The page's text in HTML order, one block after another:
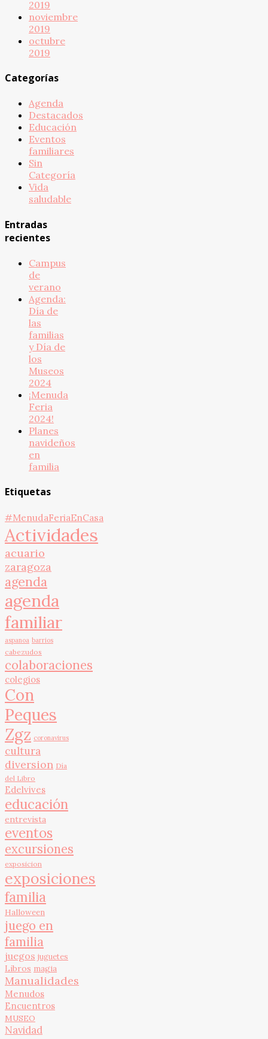
2019
noviembre
2019
octubre
2019
Categorías
Agenda
Destacados
Educación
Eventos
familiares
Sin
Categoría
Vida
saludable
Entradas
recientes
Campus
de
verano
Agenda:
Día de
las
familias
y Día de
los
Museos
2024
¡Menuda
Feria
2024!
Planes
navideños
en
familia
Etiquetas
#MenudaFeriaEnCasa
Actividades
acuario
zaragoza
agenda
agenda
familiar
aspanoa barrios
cabezudos
colaboraciones
colegios
Con
Peques
Zgz coronavirus
cultura
diversion Día
del Libro
Edelvives
educación
entrevista
eventos
excursiones
exposicion
exposiciones
familia
Halloween
juego en
familia
juegos juguetes
Libros magia
Manualidades
Menudos
Encuentros
MUSEO
Navidad